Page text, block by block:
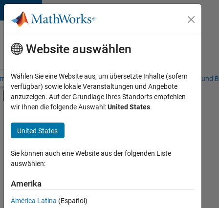
Weiter zum Inhalt
Karriere
bei
MathWorks
– Übersicht Stellensuche Niederlassungen Studierende und
Umschaltung für Off-Canvas-
Hauptinhalt
Ausgewählte
speichern
Es
nicht
Website auswählen
Wählen Sie eine Website aus, um übersetzte Inhalte (sofern
verfügbar) sowie lokale Veranstaltungen und Angebote
anzuzeigen. Auf der Grundlage Ihres Standorts empfehlen
wir Ihnen die folgende Auswahl:United States.
United States
Sie können auch eine Website aus der folgenden Liste
auswählen:
Amerika
América Latina (Español)